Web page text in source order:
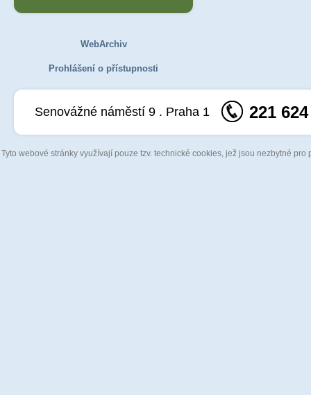
WebArchiv
Prohlášení o přístupnosti
Senovážné náměstí 9 . Praha 1 221
Tyto webové stránky využívají pouze tzv. technické cookies, jež jsou nezbytné